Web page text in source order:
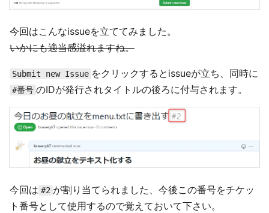
今回はこんなissueを立ててみました。
いかにも適当感溢れますね。
Submit new Issue をクリックするとissueが立ち、同時に
#番号 のIDが発行されタイトルの後ろに付与されます。
今回は #2 が割り当てられました、今後この番号をチケッ
ト番号として使用するので覚えておいて下さい。